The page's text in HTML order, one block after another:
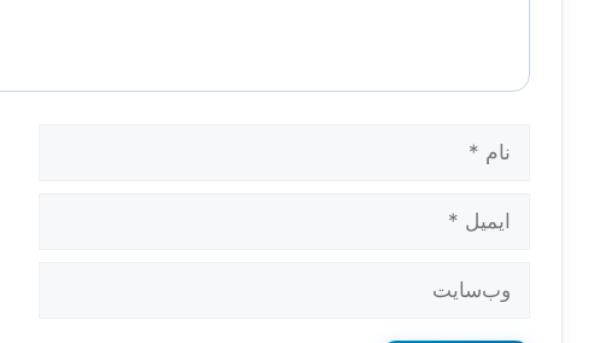
ایمیل
وب‌سایت